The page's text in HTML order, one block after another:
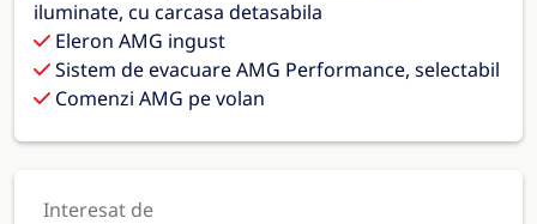
iluminate, cu carcasa detasabila
Eleron AMG ingust
Sistem de evacuare AMG Performance, selectabil
Comenzi AMG pe volan
Interesat de